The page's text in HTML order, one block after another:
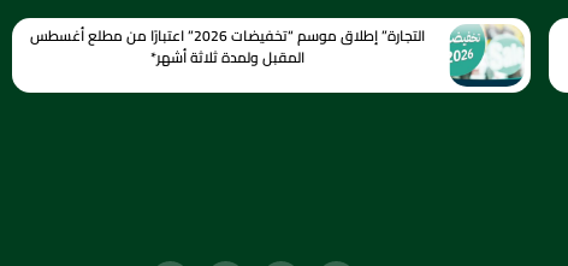
التجارة” إطلاق موسم “تخفيضات 2026” اعتبارًا من مطلع أغسطس
المقبل ولمدة ثلاثة أشهر*